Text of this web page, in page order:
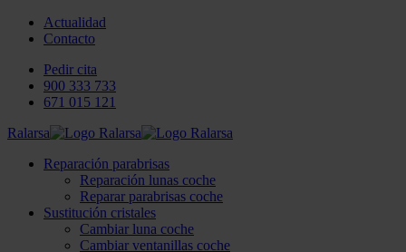
Actualidad
Contacto
Pedir cita
900 333 733
671 015 121
Ralarsa
Reparación parabrisas
Reparación lunas coche
Reparar parabrisas coche
Sustitución cristales
Cambiar luna coche
Cambiar ventanillas coche